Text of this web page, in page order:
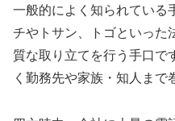
一般的によく知られている
チやトサン、トゴといった
質な取り立てを行う手口で
く勤務先や家族・知人まで